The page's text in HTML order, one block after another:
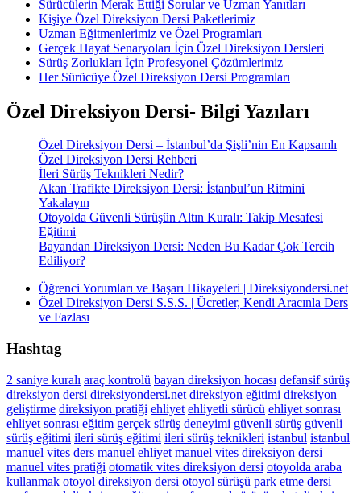
Sürücülerin Merak Ettiği Sorular ve Uzman Yanıtları
Kişiye Özel Direksiyon Dersi Paketlerimiz
Uzman Eğitmenlerimiz ve Özel Programları
Gerçek Hayat Senaryoları İçin Özel Direksiyon Dersleri
Sürüş Zorlukları İçin Profesyonel Çözümlerimiz
Her Sürücüye Özel Direksiyon Dersi Programları
Özel Direksiyon Dersi- Bilgi Yazıları
Özel Direksiyon Dersi – İstanbul’da Şişli’nin En Kapsamlı
Özel Direksiyon Dersi Rehberi
İleri Sürüş Teknikleri Nedir?
Akan Trafikte Direksiyon Dersi: İstanbul’un Ritmini
Yakalayın
Otoyolda Güvenli Sürüşün Altın Kuralı: Takip Mesafesi
Eğitimi
Bayandan Direksiyon Dersi: Neden Bu Kadar Çok Tercih
Ediliyor?
Öğrenci Yorumları ve Başarı Hikayeleri | Direksiyondersi.net
Özel Direksiyon Dersi S.S.S. | Ücretler, Kendi Aracınla Ders
ve Fazlası
Hashtag
2 saniye kuralı araç kontrolü bayan direksiyon hocası defansif sürüş
direksiyon dersi direksiyondersi.net direksiyon eğitimi direksiyon
geliştirme direksiyon pratiği ehliyet ehliyetli sürücü ehliyet sonrası
ehliyet sonrası eğitim gerçek sürüş deneyimi güvenli sürüş güvenli
sürüş eğitimi ileri sürüş eğitimi ileri sürüş teknikleri istanbul istanbul
manuel vites ders manuel ehliyet manuel vites direksiyon dersi
manuel vites pratiği otomatik vites direksiyon dersi otoyolda araba
kullanmak otoyol direksiyon dersi otoyol sürüşü park etme dersi